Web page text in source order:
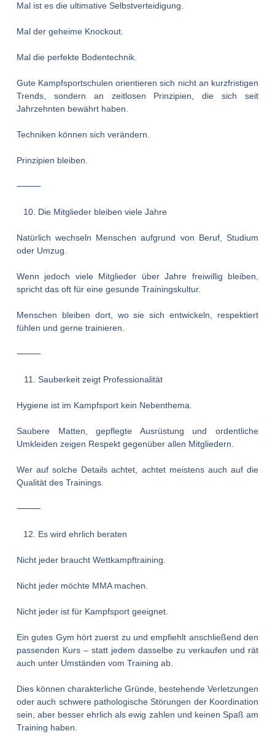
Mal ist es die ultimative Selbstverteidigung.
Mal der geheime Knockout.
Mal die perfekte Bodentechnik.
Gute Kampfsportschulen orientieren sich nicht an kurzfristigen
Trends, sondern an zeitlosen Prinzipien,
die sich seit
Jahrzehnten bewährt haben.
Techniken können sich verändern.
Prinzipien bleiben.
⸻
Die Mitglieder bleiben viele Jahre
Natürlich wechseln Menschen aufgrund von Beruf, Studium
oder Umzug.
Wenn jedoch viele Mitglieder über Jahre freiwillig bleiben,
spricht das oft für eine gesunde Trainingskultur.
Menschen bleiben dort, wo sie sich entwickeln, respektiert
fühlen und gerne trainieren.
⸻
Sauberkeit zeigt Professionalität
Hygiene ist im Kampfsport kein Nebenthema.
Saubere Matten, gepflegte Ausrüstung und ordentliche
Umkleiden zeigen Respekt gegenüber allen Mitgliedern.
Wer auf solche Details achtet, achtet meistens auch auf die
Qualität des Trainings.
⸻
Es wird ehrlich beraten
Nicht jeder braucht Wettkampftraining.
Nicht jeder möchte MMA machen.
Nicht jeder ist für Kampfsport geeignet.
Ein gutes Gym hört zuerst zu und empfiehlt anschließend den
passenden Kurs – statt jedem dasselbe zu verkaufen und rät
auch unter Umständen vom Training ab.
Dies können charakterliche Gründe, bestehende Verletzungen
oder auch schwere pathologische Störungen der Koordination
sein, aber besser ehrlich als ewig zahlen und keinen Spaß am
Training haben.